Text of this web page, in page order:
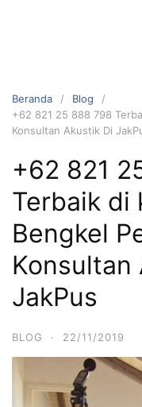
Beranda
Blog
+62 821 25 888 798
Konsultan Akustik Di
+62 821
Terbaik di
Bengkel
Konsultan
JakPus
BLOG · 22/11/2019